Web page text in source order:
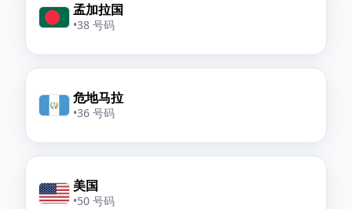
孟加拉国
•38 号码
危地马拉
•36 号码
美国
•50 号码